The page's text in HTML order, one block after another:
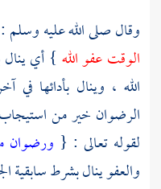
وقال صلى الله عليه
الوقت عفو الله } أي ينال
الله ، وينال بأدائها
الرضوان خير من
لقوله تعالى : { ورضوان
والعفو ينال بشرط سابقية